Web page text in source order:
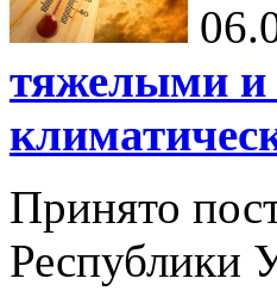
тяжелыми и
Принято
Республики